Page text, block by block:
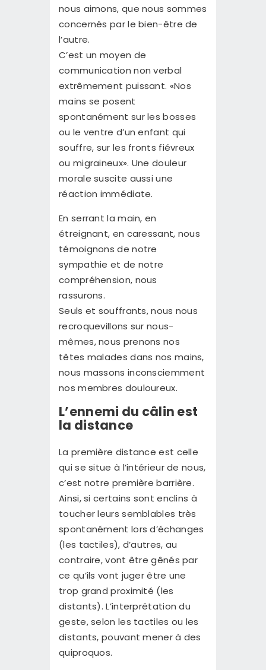
nous aimons, que nous sommes
concernés par le bien-être de
l’autre.
C’est un moyen de
communication non verbal
extrêmement puissant. «Nos
mains se posent
spontanément sur les bosses
ou le ventre d’un enfant qui
souffre, sur les fronts fiévreux
ou migraineux». Une douleur
morale suscite aussi une
réaction immédiate.
En serrant la main, en
étreignant, en caressant, nous
témoignons de notre
sympathie et de notre
compréhension, nous
rassurons.
Seuls et souffrants, nous nous
recroquevillons sur nous-
mêmes, nous prenons nos
têtes malades dans nos mains,
nous massons inconsciemment
nos membres douloureux.
L’ennemi du câlin est
la distance
La première distance est celle
qui se situe à l’intérieur de nous,
c’est notre première barrière.
Ainsi, si certains sont enclins à
toucher leurs semblables très
spontanément lors d’échanges
(les tactiles), d’autres, au
contraire, vont être gênés par
ce qu’ils vont juger être une
trop grand proximité (les
distants). L’interprétation du
geste, selon les tactiles ou les
distants, pouvant mener à des
quiproquos.